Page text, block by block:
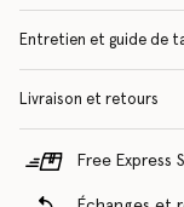
Entretien et guide de
Livraison et retours
Free Express